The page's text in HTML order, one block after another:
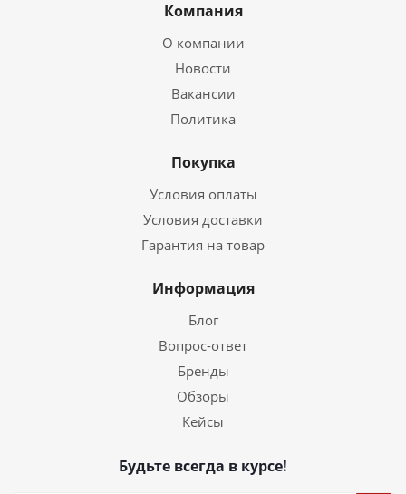
Компания
О компании
Новости
Вакансии
Политика
Покупка
Условия оплаты
Условия доставки
Гарантия на товар
Информация
Блог
Вопрос-ответ
Бренды
Обзоры
Кейсы
Будьте всегда в курсе!